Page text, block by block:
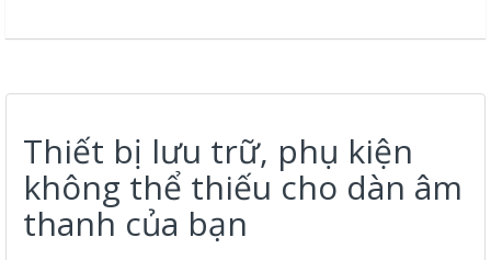
Thiết bị lưu trữ, phụ kiện
không thể thiếu cho dàn âm
thanh của bạn